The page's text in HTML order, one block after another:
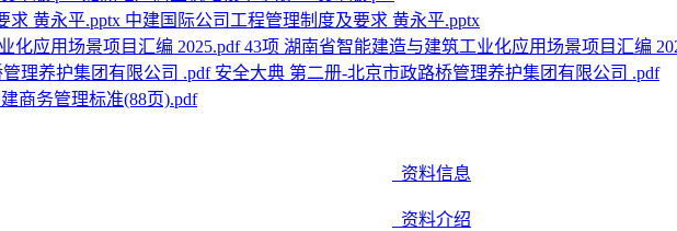
中建国际公司工程管理制度及要求 黄永平.pptx
43项 湖南省智能建造与建筑工业化应用场景项目汇编
安全大典 第二册-北京市政路桥管理养护集团有限公司 .pdf
商务管理标准(88页).pdf
资料信息
资料介绍